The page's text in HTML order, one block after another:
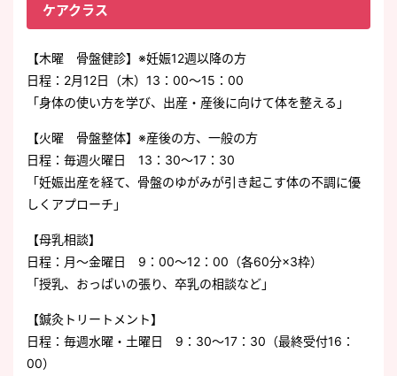
ケアクラス
【木曜 骨盤健診】※妊娠12週以降の方
日程：2月12日（木）13：00～15：00
「身体の使い方を学び、出産・産後に向けて体を整える」
【火曜 骨盤整体】※産後の方、一般の方
日程：毎週火曜日 13：30～17：30
「妊娠出産を経て、骨盤のゆがみが引き起こす体の不調に優
しくアプローチ」
【母乳相談】
日程：月～金曜日 9：00～12：00（各60分×3枠）
「授乳、おっぱいの張り、卒乳の相談など」
【鍼灸トリートメント】
日程：毎週水曜・土曜日 9：30～17：30（最終受付16：
00）